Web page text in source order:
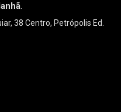
.
38 Centro, Petrópolis Ed.